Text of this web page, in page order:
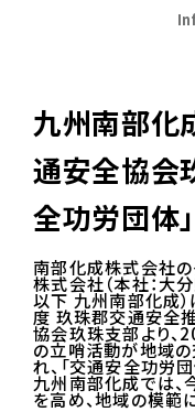
九州南部化
通安全協会
全功労団体
南部化成株式会社
株式会社（本社：大
以下 九州南部化成
度 玖珠郡交通安全
協会玖珠支部より
の立哨活動が地域
れ、「交通安全功労
九州南部化成では
を高め、地域の模範